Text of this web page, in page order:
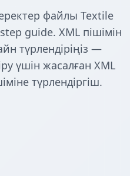
файлы Textile
guide. XML пішімін
түрлендіріңіз —
үшін жасалған XML
түрлендіргіш.